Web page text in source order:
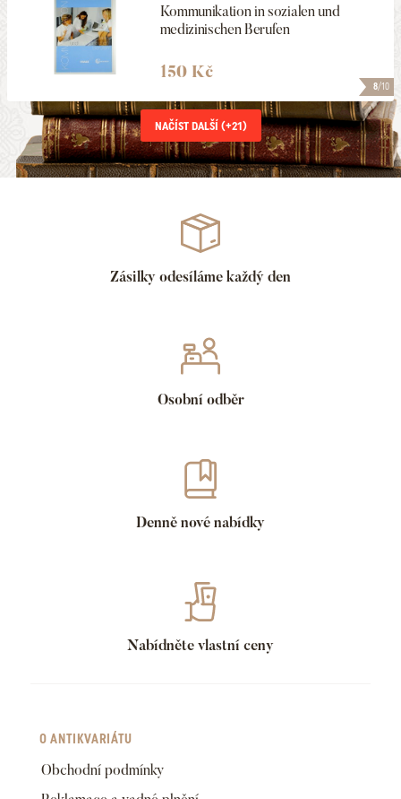
8/10
Kommunikation in sozialen und
medizinischen Berufen
150 Kč
NAČÍST DALŠÍ (+21)
Zásilky odesíláme každý den
Osobní odběr
Denně nové nabídky
Nabídněte vlastní ceny
O ANTIKVARIÁTU
Obchodní podmínky